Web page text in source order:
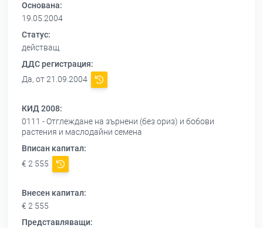
Основана:
19.05.2004
Статус:
действащ
ДДС регистрация:
Да, от 21.09.2004
КИД 2008:
0111 - Отглеждане на зърнени (без ориз) и бобови
растения и маслодайни семена
Вписан капитал:
€ 2 555
Внесен капитал:
€ 2 555
Представляващи: